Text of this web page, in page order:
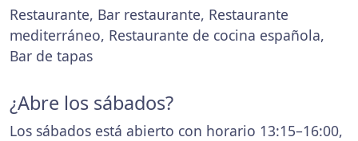
Restaurante, Bar restaurante, Restaurante
mediterráneo, Restaurante de cocina española,
Bar de tapas
¿Abre los sábados?
Los sábados está abierto con horario 13:15–16:00,